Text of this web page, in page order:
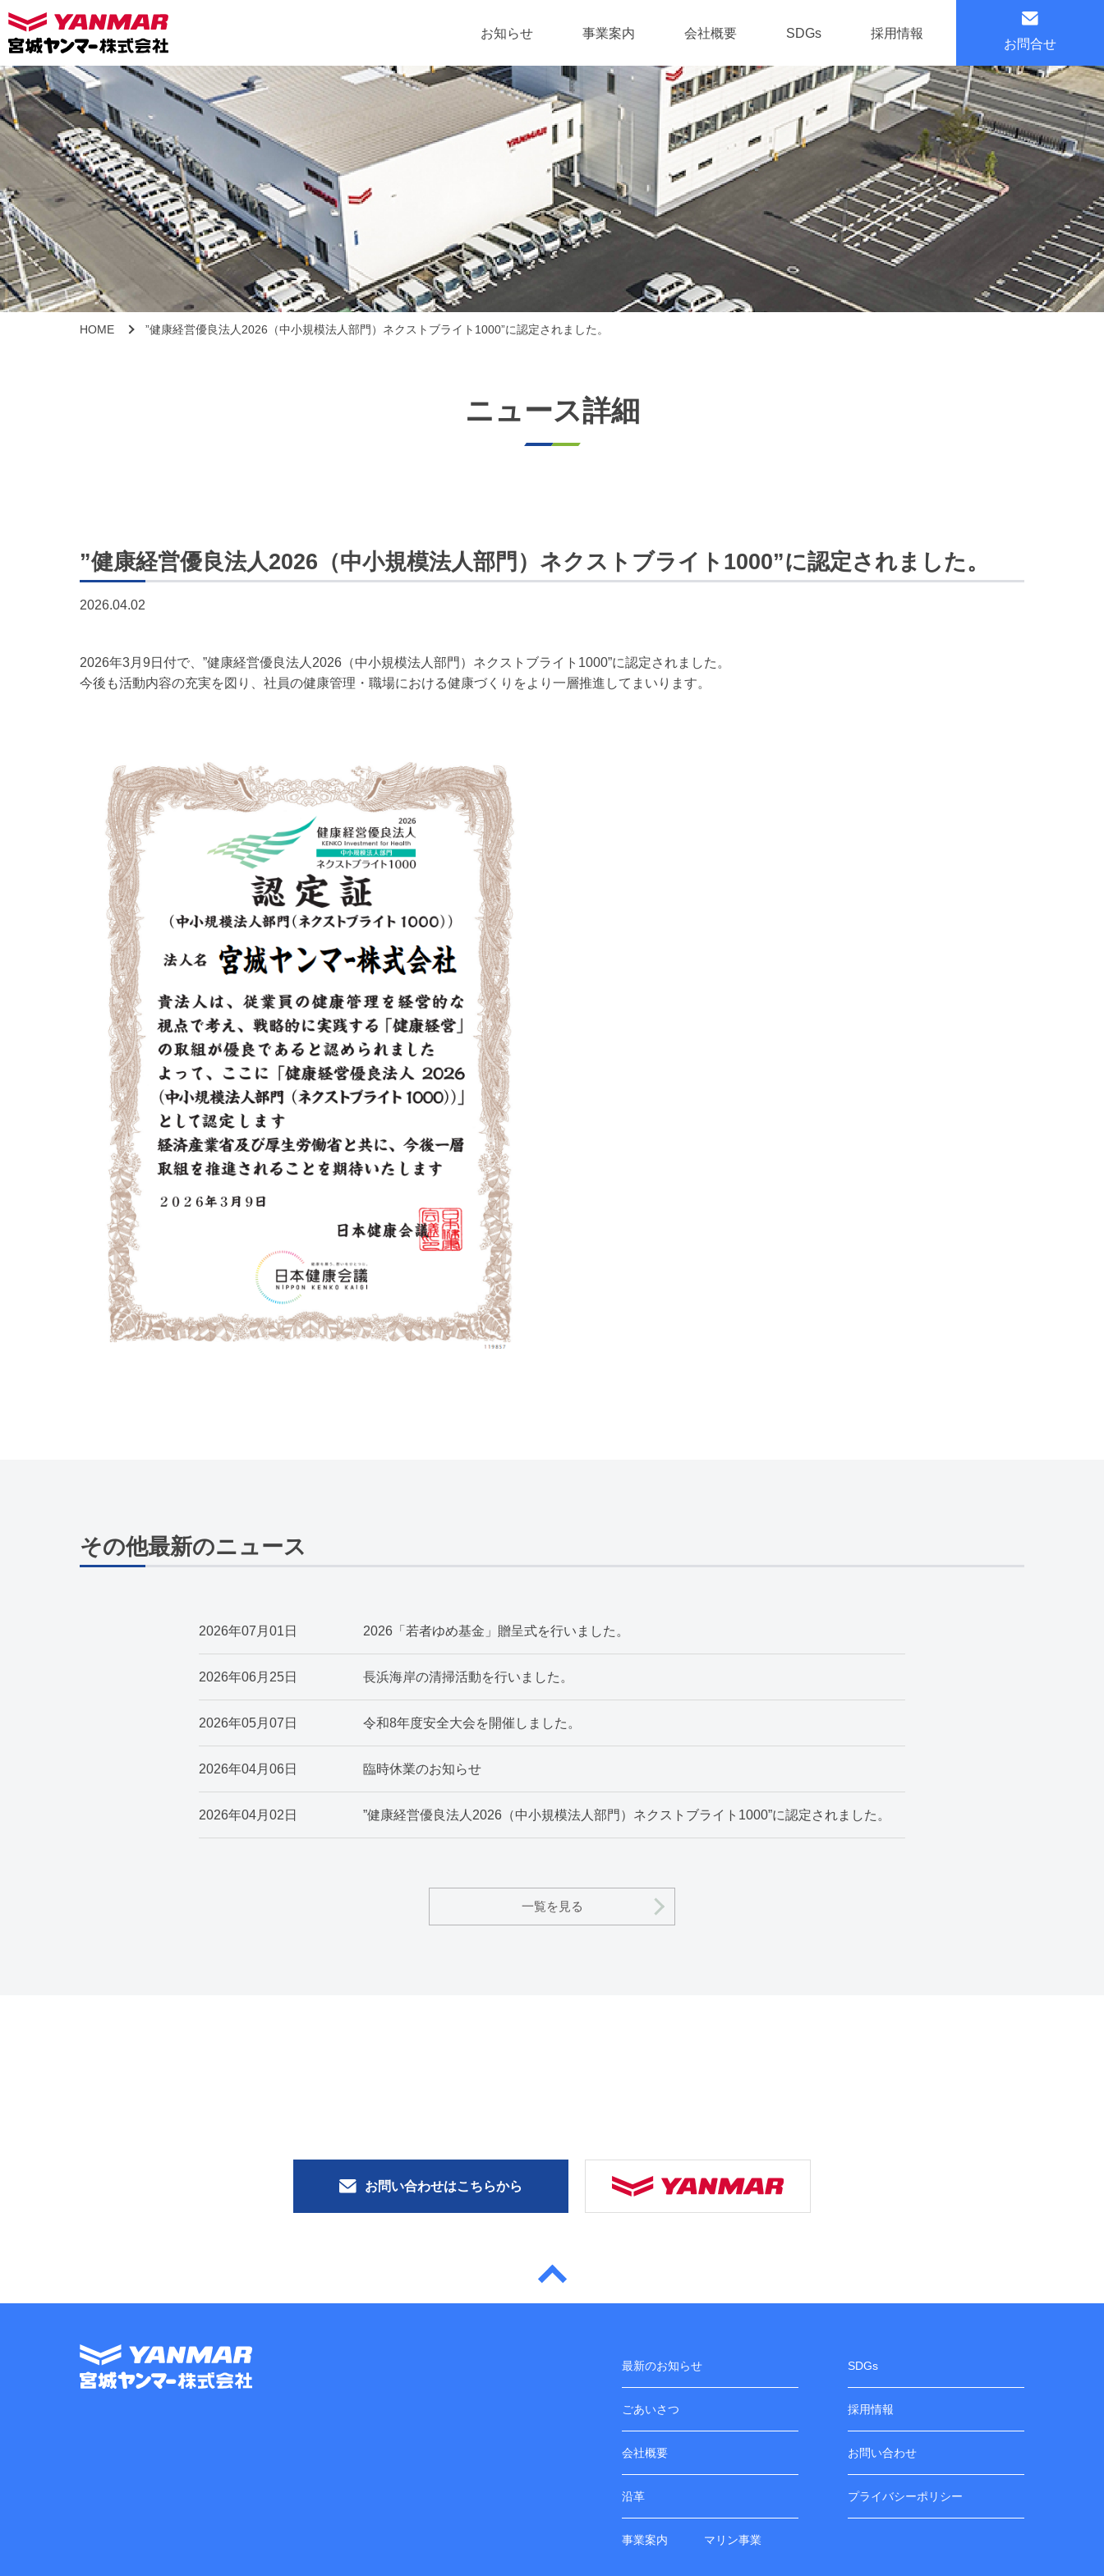
お知らせ 事業案内
マリン事業
プラント事業
会社概要 SDGs 採用情報
お問合せ
HOME ”健康経営優良法人2026（中小規模法人部門）ネクストブライト1000”に認定されました。
ニュース詳細
”健康経営優良法人2026（中小規模法人部門）ネクストブライト1000”に認定されました。
2026.04.02
2026年3月9日付で、”健康経営優良法人2026（中小規模法人部門）ネクストブライト1000”に認定されました。
今後も活動内容の充実を図り、社員の健康管理・職場における健康づくりをより一層推進してまいります。
その他最新のニュース
2026年07月01日 2026「若者ゆめ基金」贈呈式を行いました。
2026年06月25日 長浜海岸の清掃活動を行いました。
2026年05月07日 令和8年度安全大会を開催しました。
2026年04月06日 臨時休業のお知らせ
2026年04月02日 ”健康経営優良法人2026（中小規模法人部門）ネクストブライト1000”に認定されました。
一覧を見る
お問い合わせはこちらから
最新のお知らせ
ごあいさつ
会社概要
沿革
事業案内 マリン事業
SDGs
採用情報
お問い合わせ
プライバシーポリシー